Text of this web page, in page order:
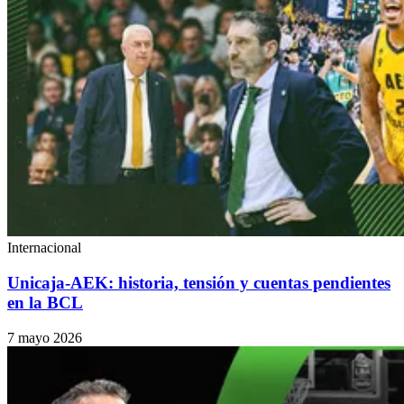
Internacional
Unicaja-AEK: historia, tensión y cuentas pendientes
en la BCL
7 mayo 2026